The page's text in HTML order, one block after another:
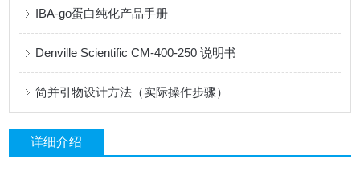
IBA-go蛋白纯化产品手册
Denville Scientific CM-400-250 说明书
简并引物设计方法（实际操作步骤）
详细介绍